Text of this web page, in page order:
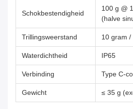
Schokbestendigheid
100 g @
(halve
Trillingsweerstand 10 gram /
Waterdichtheid IP65
Verbinding Type C-
Gewicht ≤ 35 g